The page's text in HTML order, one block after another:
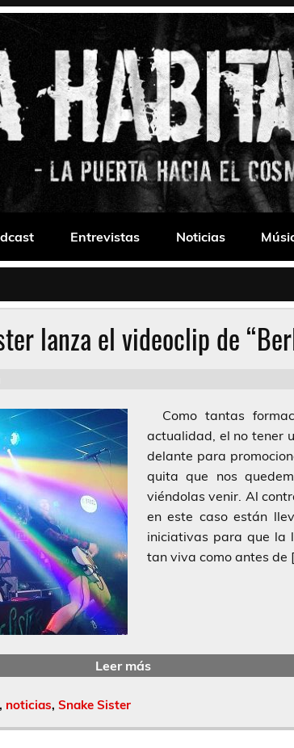
Entrevistas Noticias
lanza el videoclip de
Como tantas
actualidad, el no tener
delante para
quita que nos
viéndolas venir. Al
en este caso están
iniciativas para que la
tan viva como antes de
Leer más
, noticias, Snake Sister